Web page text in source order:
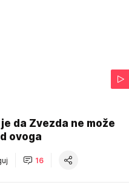
da Zvezda ne može
ovoga
16